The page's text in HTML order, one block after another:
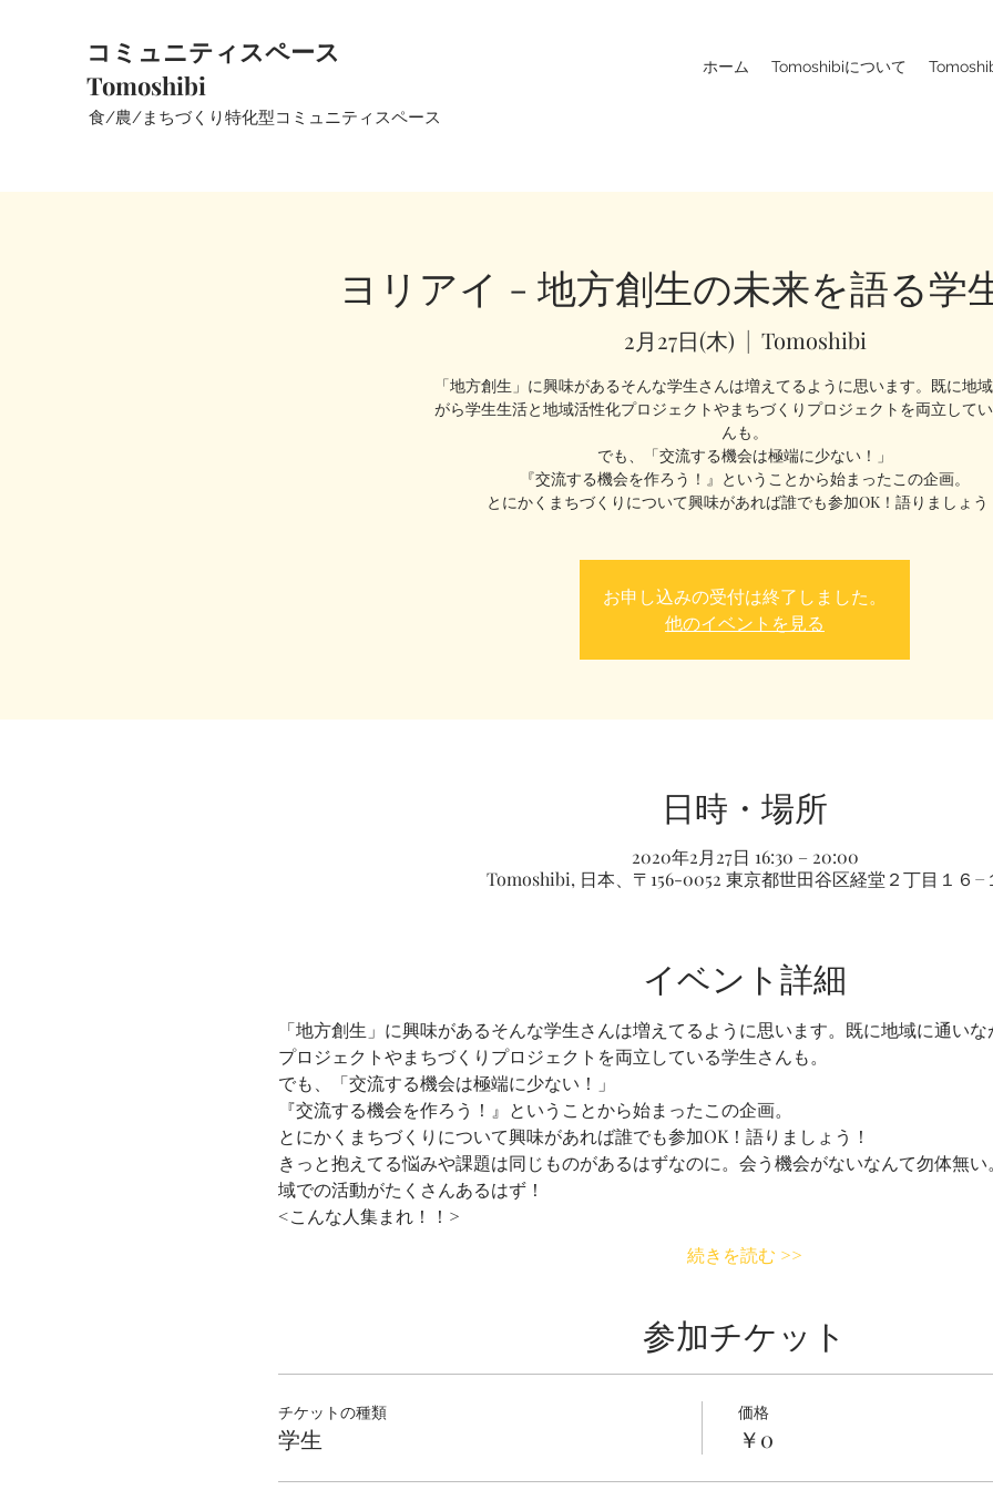
コミュニティスペース
Tomoshibi
​食/農/まちづくり特化型コミュニティスペース
ホーム Tomoshibiについて
ヨリアイ - 地方創生の未来を語る学
2月27日(木)
  |
Tomoshibi
「地方創生」に興味があるそんな学生さんは増えてるように思います。既に地
がら学生生活と地域活性化プロジェクトやまちづくりプロジェクトを両立して
んも。
でも、「交流する機会は極端に少ない！」
『交流する機会を作ろう！』ということから始まったこの企画。
とにかくまちづくりについて興味があれば誰でも参加OK！語りましょう
お申し込みの受付は終了しました。
他のイベントを見る
日時・場所
2020年2月27日 16:30 – 20:00
Tomoshibi, 日本、〒156-0052 東京都世田谷区経堂２丁目１６−
イベント詳細
「地方創生」に興味があるそんな学生さんは増えてるように思います。既に地域に通い
プロジェクトやまちづくりプロジェクトを両立している学生さんも。
でも、「交流する機会は極端に少ない！」
『交流する機会を作ろう！』ということから始まったこの企画。
とにかくまちづくりについて興味があれば誰でも参加OK！語りましょう！
きっと抱えてる悩みや課題は同じものがあるはずなのに。会う機会がないなんて勿体無
域での活動がたくさんあるはず！
<こんな人集まれ！！>
続きを読む >>
参加チケット
チケットの種類
学生
価格
￥0